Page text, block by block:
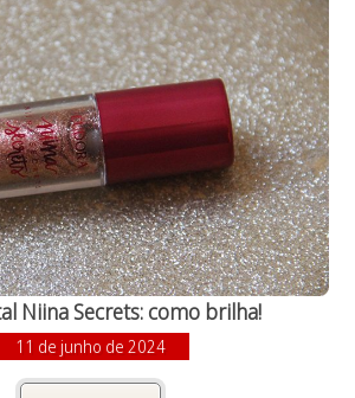
Niina Secrets: como brilha!
11 de junho de 2024